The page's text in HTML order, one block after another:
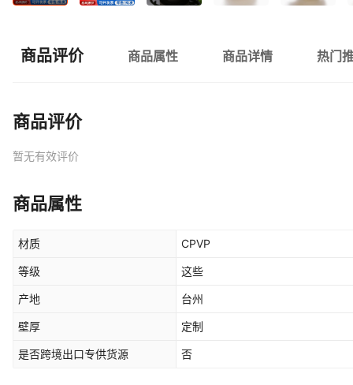
商品评价 商品属性 商品详情 热门
商品评价
暂无有效评价
商品属性
材质 CPVP
等级 这些
产地 台州
壁厚 定制
是否跨境出口专供货源 否